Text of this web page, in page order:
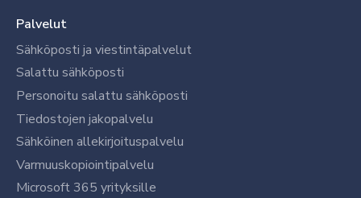
Palvelut
Sähköposti ja viestintäpalvelut
Salattu sähköposti
Personoitu salattu sähköposti
Tiedostojen jakopalvelu
Sähköinen allekirjoituspalvelu
Varmuuskopiointipalvelu
Microsoft 365 yrityksille